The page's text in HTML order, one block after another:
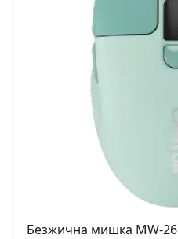
Безжична мишка MW-26